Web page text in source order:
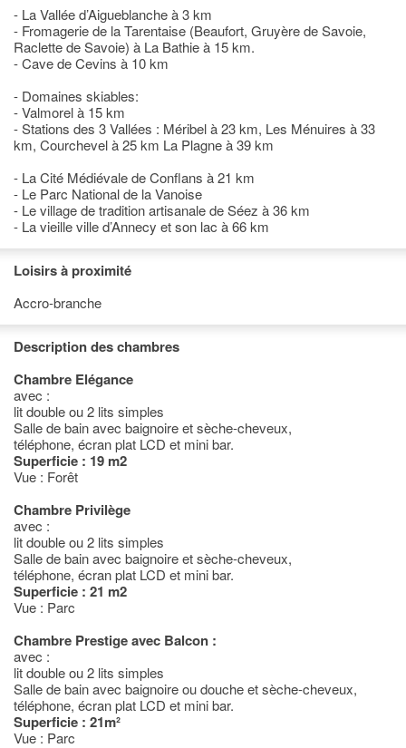
- La Vallée d’Aigueblanche à 3 km
- Fromagerie de la Tarentaise (Beaufort, Gruyère de Savoie,
Raclette de Savoie) à La Bathie à 15 km.
- Cave de Cevins à 10 km
- Domaines skiables:
- Valmorel à 15 km
- Stations des 3 Vallées : Méribel à 23 km, Les Ménuires à 33
km, Courchevel à 25 km La Plagne à 39 km
- La Cité Médiévale de Conflans à 21 km
- Le Parc National de la Vanoise
- Le village de tradition artisanale de Séez à 36 km
- La vieille ville d’Annecy et son lac à 66 km
Loisirs à proximité
Accro-branche
Description des chambres
Chambre Elégance
avec :
lit double ou 2 lits simples
Salle de bain avec baignoire et sèche-cheveux,
téléphone, écran plat LCD et mini bar.
Superficie : 19 m2
Vue : Forêt
Chambre Privilège
avec :
lit double ou 2 lits simples
Salle de bain avec baignoire et sèche-cheveux,
téléphone, écran plat LCD et mini bar.
Superficie : 21 m2
Vue : Parc
Chambre Prestige avec Balcon :
avec :
lit double ou 2 lits simples
Salle de bain avec baignoire ou douche et sèche-cheveux,
téléphone, écran plat LCD et mini bar.
Superficie : 21m²
Vue : Parc